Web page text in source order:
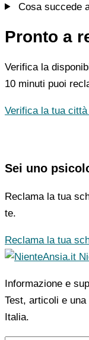
Cosa succede
Pronto a
Verifica la
10 minuti puoi
Verifica la tua
Sei uno
Reclama la tua
te.
Reclama la tua
Informazione e
Test, articoli e
Italia.